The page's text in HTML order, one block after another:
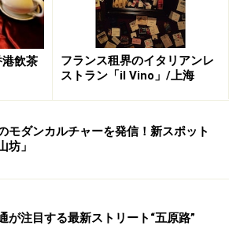
飲茶
フランス租界のイタリアンレ
ストラン「il Vino」/上海
モダンカルチャーを発信！新スポット
坊」
が注目する最新ストリート“五原路”